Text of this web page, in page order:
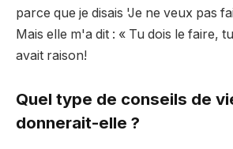
parce que je disais 'Je ne veux pas
Mais elle m'a dit : « Tu dois le faire,
avait raison!
Quel type de conseils de
donnerait-elle ?